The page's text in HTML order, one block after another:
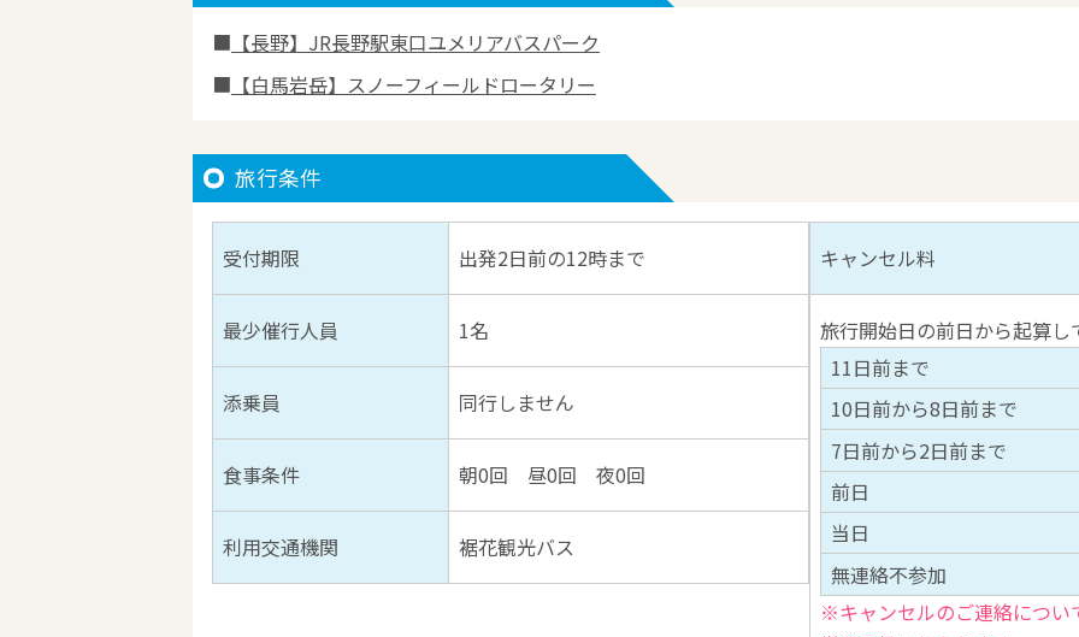
【長野】JR長野駅東口ユメリアバスパーク
【白馬岩岳】スノーフィールドロータリー
旅行条件
受付期限 出発2日前の12時まで
最少催行人員 1名
添乗員 同行しません
食事条件 朝0回 昼0回 夜0回
利用交通機関 裾花観光バス
キャンセル料
旅行開始日の前日から起算し
11日前まで
10日前から8日前まで
7日前から2日前まで
前日
当日
無連絡不参加
※キャンセルのご連絡につい